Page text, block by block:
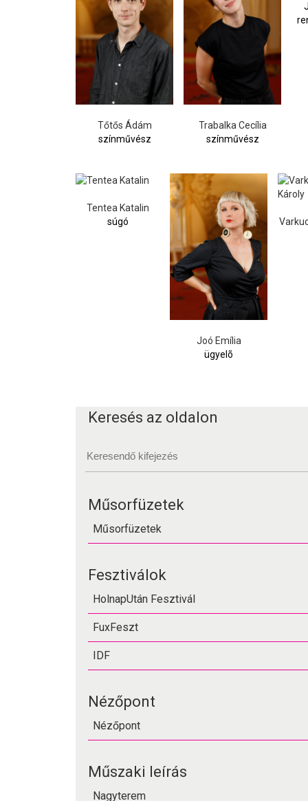
Tőtős Ádám
színművész
Trabalka Cecília
színművész
Tentea Katalin
súgó
Joó Emília
ügyelõ
Keresés az oldalon
Műsorfüzetek
Műsorfüzetek
Fesztiválok
HolnapUtán Fesztivál
FuxFeszt
IDF
Nézőpont
Nézőpont
Műszaki leírás
Nagyterem